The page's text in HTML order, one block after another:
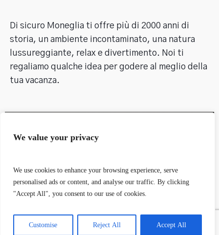
We value your privacy
We use cookies to enhance your browsing experience, serve
personalised ads or content, and analyse our traffic. By clicking
"Accept All", you consent to our use of cookies.
Customise Reject All Accept All
Di sicuro Moneglia ti offre più di 2000 anni di
storia, un ambiente incontaminato, una natura
lussureggiante, relax e divertimento. Noi ti
regaliamo qualche idea per godere al meglio della
tua vacanza.
Gastronomia Ligure: I Piatti Tipici da